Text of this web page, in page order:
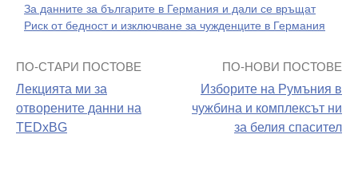
За данните за българите в Германия и дали се връщат
Риск от бедност и изключване за чужденците в Германия
Навигация
на
поста
ПО-СТАРИ ПОСТОВЕ
Лекцията ми за
отворените данни на
TEDxBG
ПО-НОВИ ПОСТОВЕ
Изборите на Румъния в
чужбина и комплексът ни
за белия спасител